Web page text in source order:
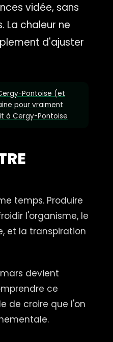
vidée, sans
La chaleur ne
d'ajuster
Pontoise (et
pour vraiment
à Cergy-Pontoise
temps. Produire
l'organisme, le
et la transpiration
devient
ce
de croire que l'on